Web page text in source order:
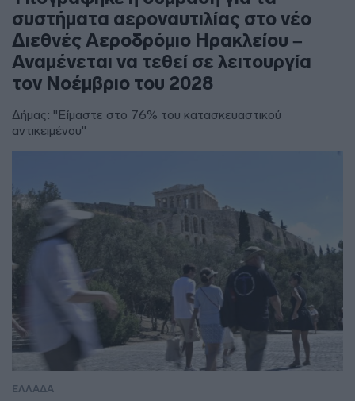
συστήματα αεροναυτιλίας στο νέο
Διεθνές Αεροδρόμιο Ηρακλείου –
Αναμένεται να τεθεί σε λειτουργία
τον Νοέμβριο του 2028
Δήμας: "Είμαστε στο 76% του κατασκευαστικού
αντικειμένου"
ΕΛΛΑΔΑ